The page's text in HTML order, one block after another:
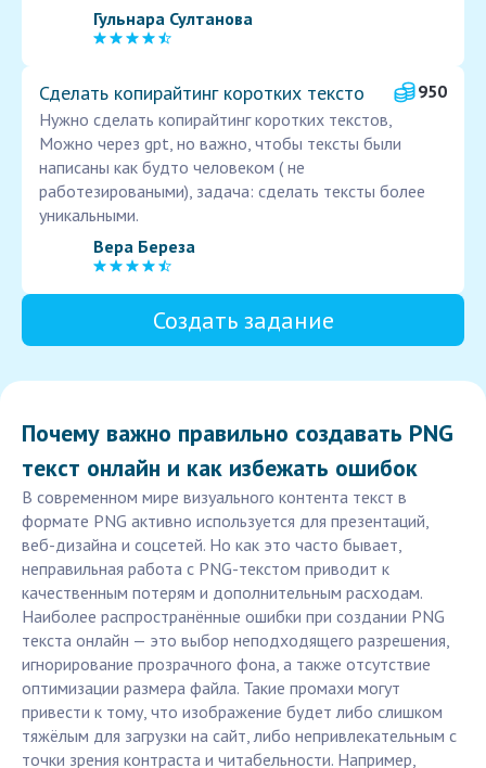
Гульнара Султанова
Сделать копирайтинг коротких тексто
950
Нужно сделать копирайтинг коротких текстов,
Можно через gpt, но важно, чтобы тексты были
написаны как будто человеком ( не
работезироваными), задача: сделать тексты более
уникальными.
Вера Береза
Создать задание
Почему важно правильно создавать PNG
текст онлайн и как избежать ошибок
В современном мире визуального контента текст в
формате PNG активно используется для презентаций,
веб-дизайна и соцсетей. Но как это часто бывает,
неправильная работа с PNG-текстом приводит к
качественным потерям и дополнительным расходам.
Наиболее распространённые ошибки при создании PNG
текста онлайн — это выбор неподходящего разрешения,
игнорирование прозрачного фона, а также отсутствие
оптимизации размера файла. Такие промахи могут
привести к тому, что изображение будет либо слишком
тяжёлым для загрузки на сайт, либо непривлекательным с
точки зрения контраста и читабельности. Например,